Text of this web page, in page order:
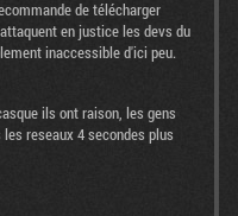
de télécharger
en justice les devs du
inaccessible d'ici peu.
ils ont raison, les gens
reseaux 4 secondes plus